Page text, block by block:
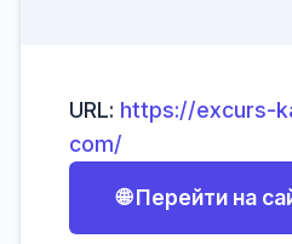
URL: https://excurs-
com/
🌐 Перейти на